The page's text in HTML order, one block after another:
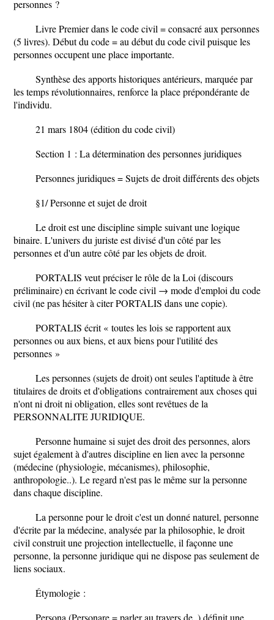
personnes ?
Livre Premier dans le code civil = consacré aux personnes
(5 livres). Début du code = au début du code civil puisque les
personnes occupent une place importante.
Synthèse des apports historiques antérieurs, marquée par
les temps révolutionnaires, renforce la place prépondérante de
l'individu.
21 mars 1804 (édition du code civil)
Section 1 : La détermination des personnes juridiques
Personnes juridiques = Sujets de droit différents des objets
§1/Personne et sujet de droit
Le droit est une discipline simple suivant une logique
binaire. L'univers du juriste est divisé d'un côté par les
personnes et d'un autre côté par les objets de droit.
PORTALIS veut préciser le rôle de la Loi (discours
préliminaire) en écrivant le code civil → mode d'emploi du code
civil (ne pas hésiter à citer PORTALIS dans une copie).
PORTALIS écrit « toutes les lois se rapportent aux
personnes ou aux biens, et aux biens pour l'utilité des
personnes »
Les personnes (sujets de droit) ont seules l'aptitude à être
titulaires de droits et d'obligations contrairement aux choses qui
n'ont ni droit ni obligation, elles sont revêtues de la
PERSONNALITE JURIDIQUE.
Personne humaine si sujet des droit des personnes, alors
sujet également à d'autres discipline en lien avec la personne
(médecine (physiologie, mécanismes), philosophie,
anthropologie..). Le regard n'est pas le même sur la personne
dans chaque discipline.
La personne pour le droit c'est un donné naturel, personne
d'écrite par la médecine, analysée par la philosophie, le droit
civil construit une projection intellectuelle, il façonne une
personne, la personne juridique qui ne dispose pas seulement de
liens sociaux.
Étymologie :
Persona (Personare = parler au travers de..) définit une